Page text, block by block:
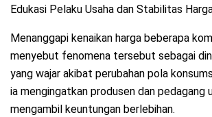
Edukasi Pelaku Usaha dan Stabilitas
Menanggapi kenaikan harga beberapa
menyebut fenomena tersebut sebagai
yang wajar akibat perubahan pola
ia mengingatkan produsen dan pedagang
mengambil keuntungan berlebihan.